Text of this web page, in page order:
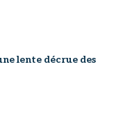
lente décrue des